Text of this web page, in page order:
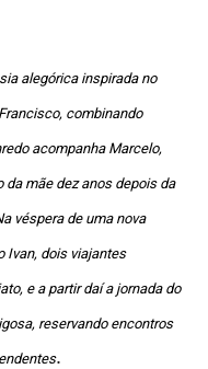
alegórica inspirada no
combinando
acompanha Marcelo,
mãe dez anos depois da
véspera de uma nova
Ivan, dois viajantes
e a partir daí a jornada do
reservando encontros
.